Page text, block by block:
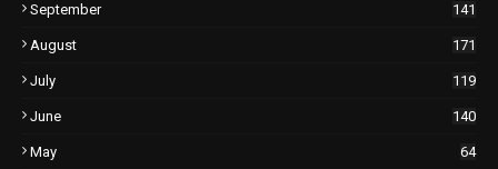
September 141
August 171
July 119
June 140
May 64